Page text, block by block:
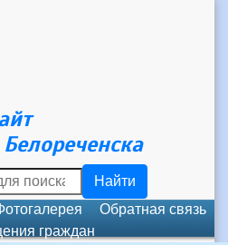
Найти
Обратная связь
граждан